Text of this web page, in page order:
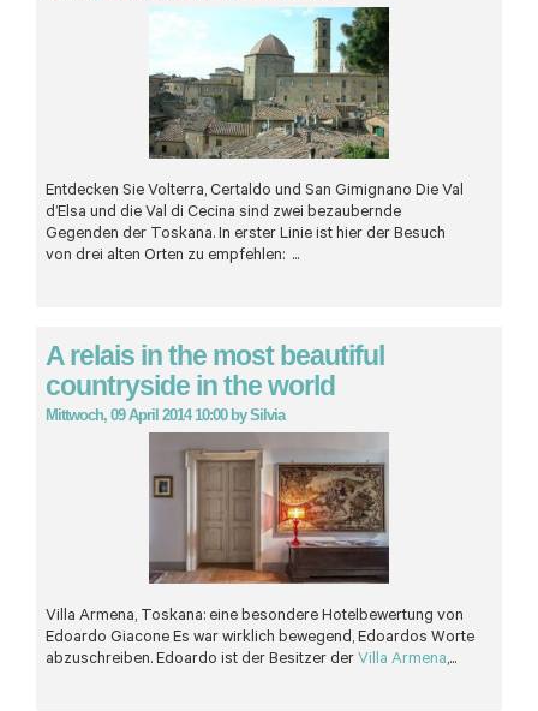
Entdecken Sie Volterra, Certaldo und San Gimignano Die Val
d’Elsa und die Val di Cecina sind zwei bezaubernde
Gegenden der Toskana. In erster Linie ist hier der Besuch
von drei alten Orten zu empfehlen: ...
A relais in the most beautiful
countryside in the world
Mittwoch, 09 April 2014 10:00 bySilvia
Villa Armena, Toskana: eine besondere Hotelbewertung von
Edoardo Giacone Es war wirklich bewegend, Edoardos Worte
abzuschreiben. Edoardo ist der Besitzer der Villa Armena,...